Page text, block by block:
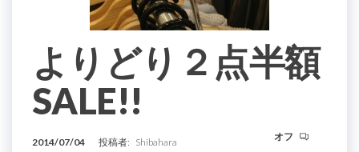
よりどり２点半額
SALE!!
2014/07/04 投稿者: Shibahara オフ